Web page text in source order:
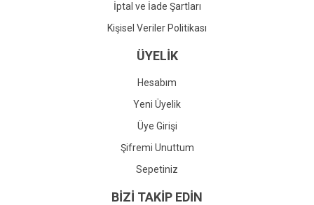
İptal ve İade Şartları
Kişisel Veriler Politikası
ÜYELİK
Hesabım
Yeni Üyelik
Üye Girişi
Şifremi Unuttum
Sepetiniz
BİZİ TAKİP EDİN